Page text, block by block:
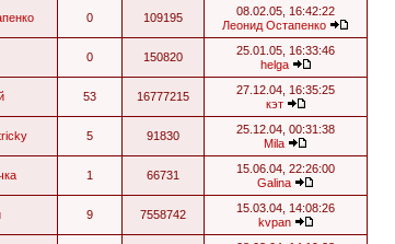
0 109195
08.02.05, 16:42:22
Леонид Остапенко
0 150820
25.01.05, 16:33:46
helga
53 16777215
27.12.04, 16:35:25
кэт
5 91830
25.12.04, 00:31:38
Mila
1 66731
15.06.04, 22:26:00
Galina
9 7558742
15.03.04, 14:08:26
kvpan